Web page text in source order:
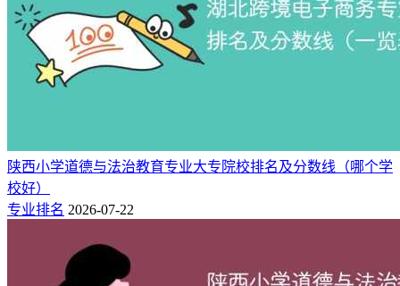
陕西小学道德与法治教育专业大专院校排名及分数线（哪个学
校好）
专业排名 2026-07-22